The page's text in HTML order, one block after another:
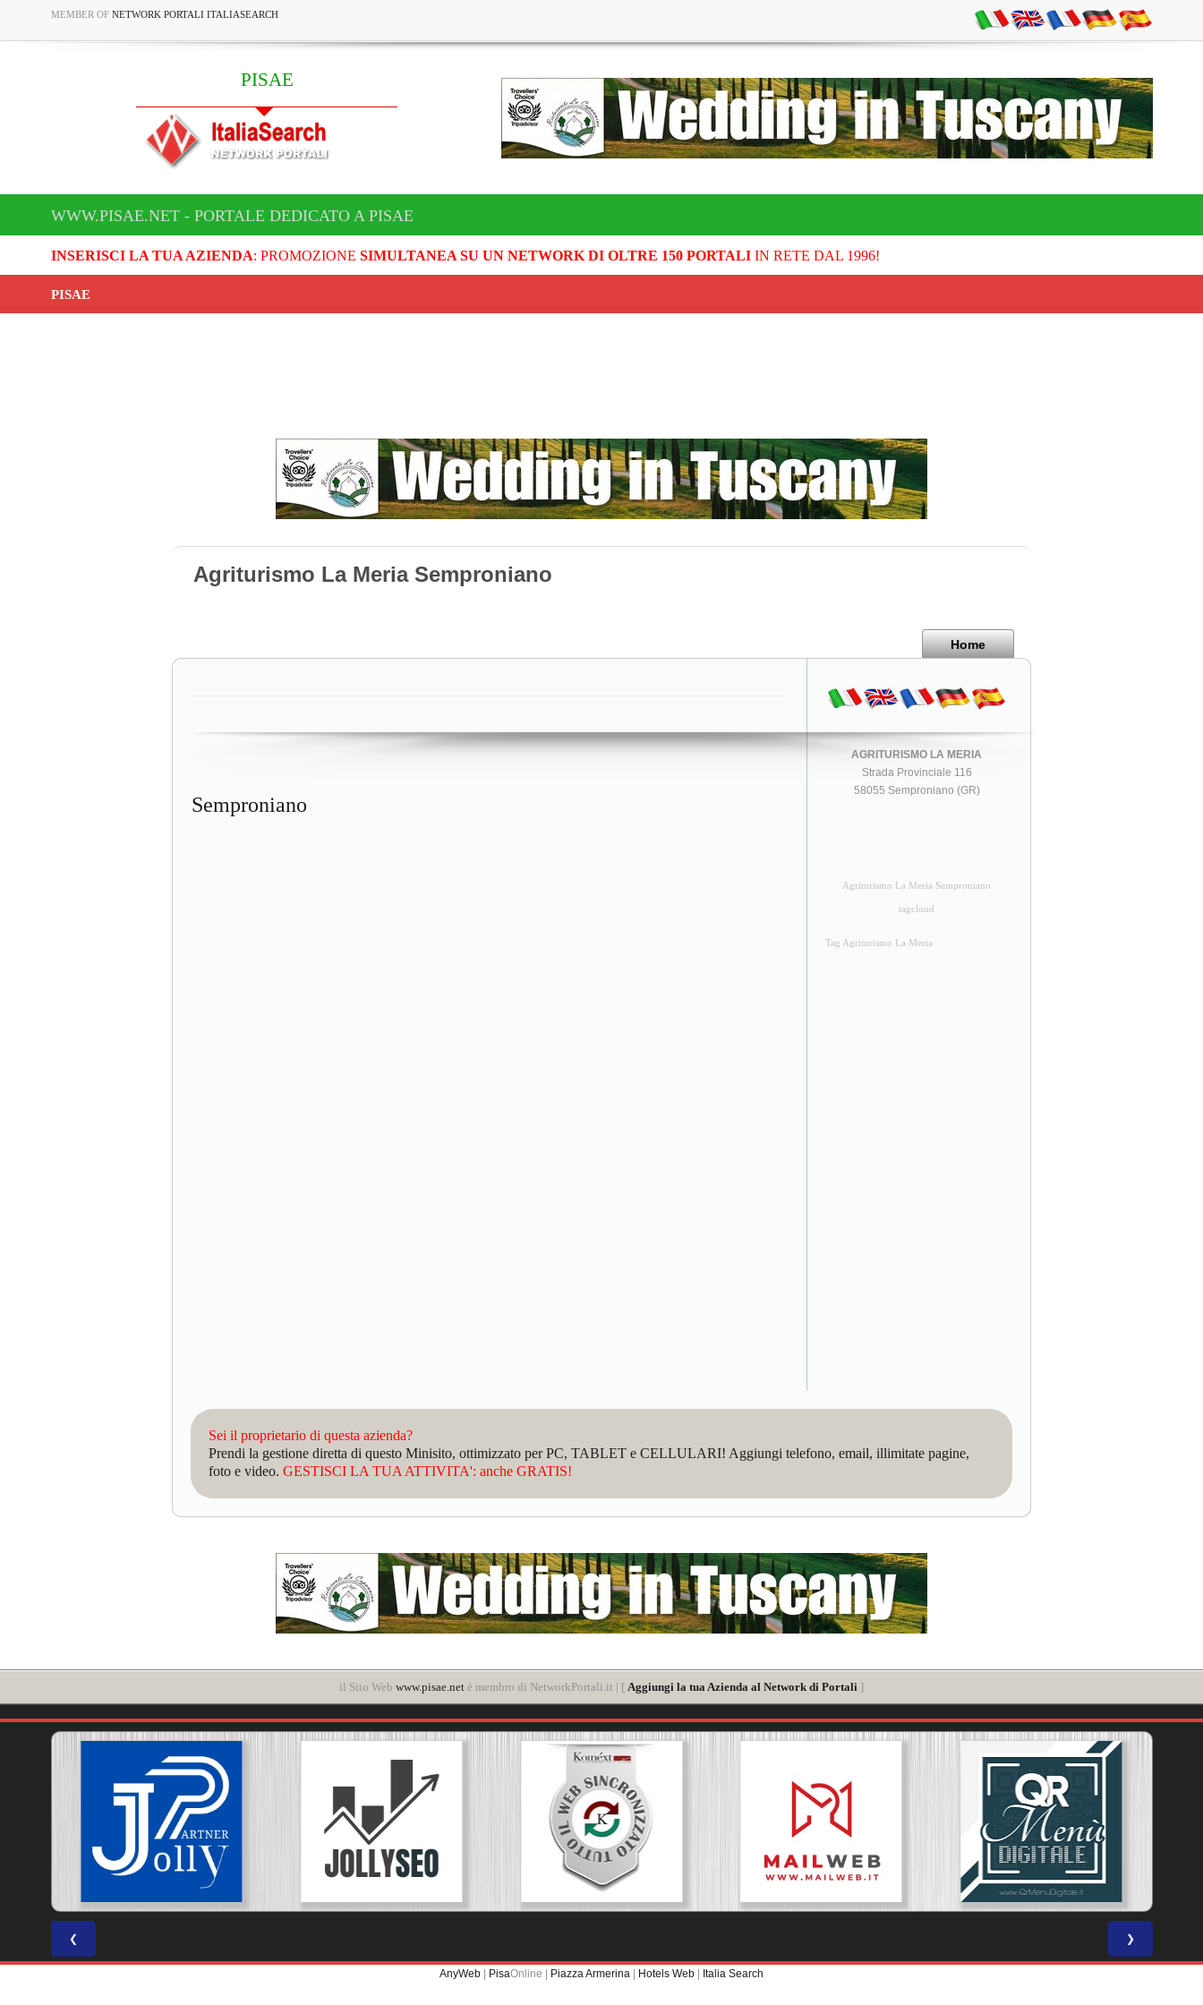
MEMBER OF NETWORK PORTALI ITALIASEARCH
PISAE
WWW.PISAE.NET - PORTALE DEDICATO A PISAE
INSERISCI LA TUA AZIENDA: PROMOZIONE SIMULTANEA SU UN NETWORK DI OLTRE 150 PORTALIIN RETE DAL 1996!
PISAE
Agriturismo La Meria Semproniano
Home
Semproniano
AGRITURISMO LA MERIA
Strada Provinciale 116
58055 Semproniano (GR)
Agriturismo La Meria Semproniano
tagcloud
Tag Agriturismo La Meria
Sei il proprietario di questa azienda?
Prendi la gestione diretta di questo Minisito, ottimizzato per PC, TABLET e CELLULARI! Aggiungi telefono, email, illimitate pagine,
foto e video. GESTISCI LA TUA ATTIVITA': anche GRATIS!
il Sito Web www.pisae.net è membro di NetworkPortali.it | [ Aggiungi la tua Azienda al Network di Portali ]
❮ ❯
AnyWeb | PisaOnline | Piazza Armerina | Hotels Web | Italia Search